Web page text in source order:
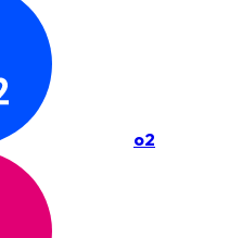
o2